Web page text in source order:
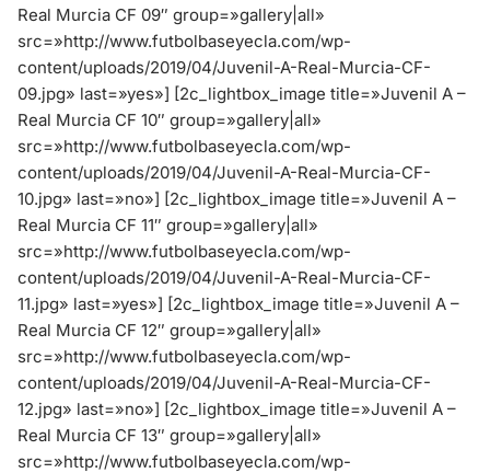
Real Murcia CF 09″ group=»gallery|all»
src=»http://www.futbolbaseyecla.com/wp-
content/uploads/2019/04/Juvenil-A-Real-Murcia-CF-
09.jpg» last=»yes»] [2c_lightbox_image title=»Juvenil A –
Real Murcia CF 10″ group=»gallery|all»
src=»http://www.futbolbaseyecla.com/wp-
content/uploads/2019/04/Juvenil-A-Real-Murcia-CF-
10.jpg» last=»no»] [2c_lightbox_image title=»Juvenil A –
Real Murcia CF 11″ group=»gallery|all»
src=»http://www.futbolbaseyecla.com/wp-
content/uploads/2019/04/Juvenil-A-Real-Murcia-CF-
11.jpg» last=»yes»] [2c_lightbox_image title=»Juvenil A –
Real Murcia CF 12″ group=»gallery|all»
src=»http://www.futbolbaseyecla.com/wp-
content/uploads/2019/04/Juvenil-A-Real-Murcia-CF-
12.jpg» last=»no»] [2c_lightbox_image title=»Juvenil A –
Real Murcia CF 13″ group=»gallery|all»
src=»http://www.futbolbaseyecla.com/wp-